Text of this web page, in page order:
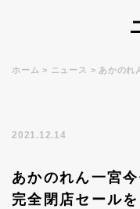
ホーム ニュース あかのれ
2021.12.14
あかのれん一宮
完全閉店セール